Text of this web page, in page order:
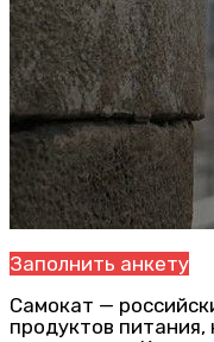
Заполнить анкету
Самокат —
продуктов